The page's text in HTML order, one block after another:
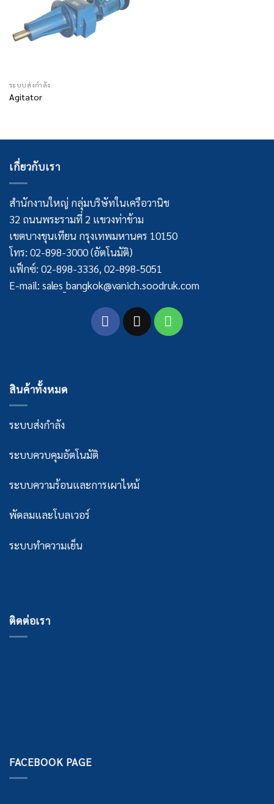
ระบบส่งกำลัง
Agitator
เกี่ยวกับเรา
สำนักงานใหญ่ กลุ่มบริษัทในเครือวานิช
32 ถนนพระรามที่ 2 แขวงท่าข้าม
เขตบางขุนเทียน กรุงเทพมหานคร 10150
โทร: 02-898-3000 (อัตโนมัติ)
แฟ็กซ์: 02-898-3336, 02-898-5051
E-mail: sales_bangkok@vanich.soodruk.com
สินค้าทั้งหมด
ระบบส่งกำลัง
ระบบควบคุมอัตโนมัติ
ระบบความร้อนและการเผาไหม้
พัดลมและโบลเวอร์
ระบบทำความเย็น
ติดต่อเรา
FACEBOOK PAGE